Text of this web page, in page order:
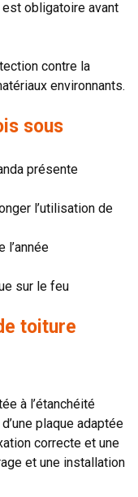
obligatoire avant
contre la
environnants.
sous
présente
l’utilisation de
l’année
sur le feu
toiture
à l’étanchéité
plaque adaptée
correcte et une
et une installation